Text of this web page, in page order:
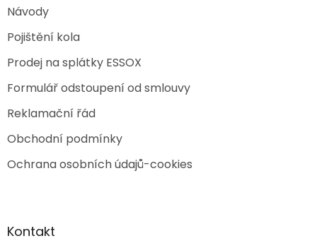
Návody
Pojištění kola
Prodej na splátky ESSOX
Formulář odstoupení od smlouvy
Reklamační řád
Obchodní podmínky
Ochrana osobních údajů-cookies
Kontakt